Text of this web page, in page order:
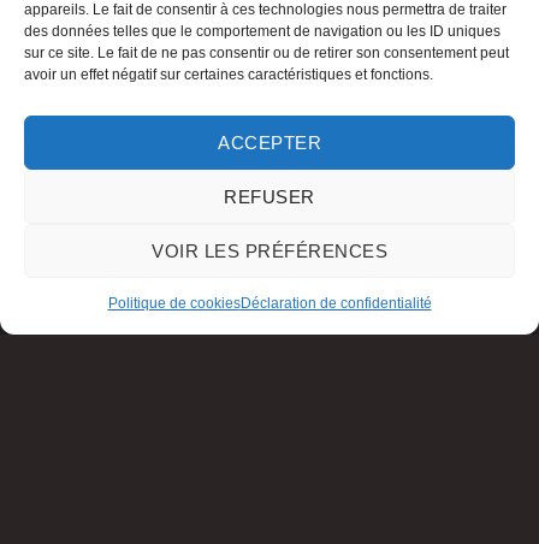
appareils. Le fait de consentir à ces technologies nous permettra de traiter
des données telles que le comportement de navigation ou les ID uniques
sur ce site. Le fait de ne pas consentir ou de retirer son consentement peut
avoir un effet négatif sur certaines caractéristiques et fonctions.
ACCEPTER
REFUSER
VOIR LES PRÉFÉRENCES
Politique de cookiesDéclaration de confidentialité